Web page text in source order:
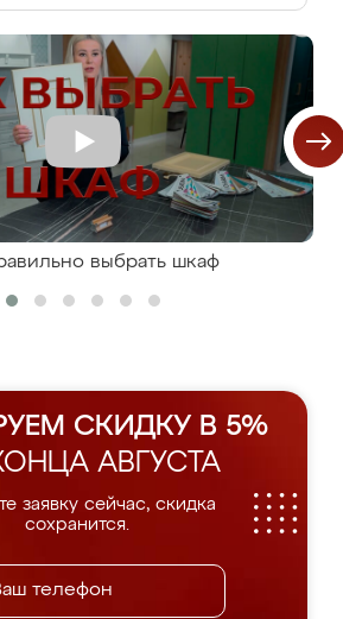
выбрать шкаф
СКИДКУ В 5%
АВГУСТА
заявку сейчас, скидка
сохранится.